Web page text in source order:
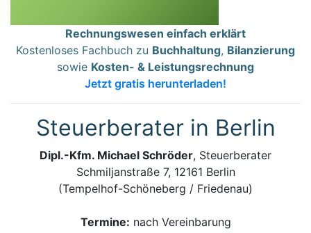
Rechnungswesen einfach erklärt
Kostenloses Fachbuch zu Buchhaltung, Bilanzierung
sowie Kosten- & Leistungsrechnung
Jetzt gratis herunterladen!
Steuerberater in Berlin
Dipl.-Kfm. Michael Schröder, Steuerberater
Schmiljanstraße 7, 12161 Berlin
(Tempelhof-Schöneberg / Friedenau)
Termine: nach Vereinbarung